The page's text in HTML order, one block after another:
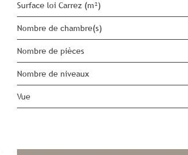
Surface loi Carrez (m²)
Nombre de chambre(s)
Nombre de pièces
Nombre de niveaux
Vue